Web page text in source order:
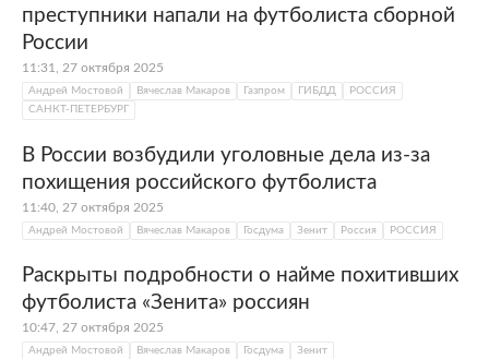
преступники напали на футболиста сборной
России
11:31, 27 октября 2025
Андрей Мостовой Вячеслав Макаров Газпром ГИБДД
РОССИЯ
САНКТ-ПЕТЕРБУРГ
В России возбудили уголовные дела из-за
похищения российского футболиста
11:40, 27 октября 2025
Андрей Мостовой Вячеслав Макаров Госдума Зенит Россия РОССИЯ
Раскрыты подробности о найме похитивших
футболиста «Зенита» россиян
10:47, 27 октября 2025
Андрей Мостовой Вячеслав Макаров Госдума Зенит